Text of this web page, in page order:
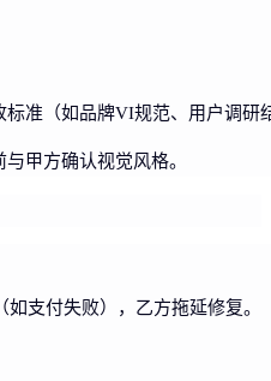
标准（如品牌VI规范、用户调研
甲方确认视觉风格。
支付失败），乙方拖延修复。